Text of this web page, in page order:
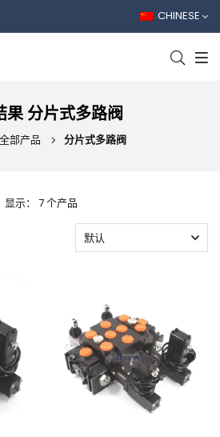
CHINESE
果 分片式多路阀
全部产品 分片式多路阀
显示： 7 个产品